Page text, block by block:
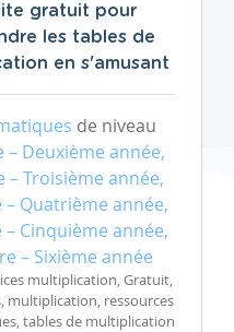
gratuit pour
les tables de
en s'amusant
de niveau
– Deuxième année,
– Troisième année,
Quatrième année,
Cinquième année,
– Sixième année
multiplication, Gratuit,
multiplication, ressources
tables de multiplication